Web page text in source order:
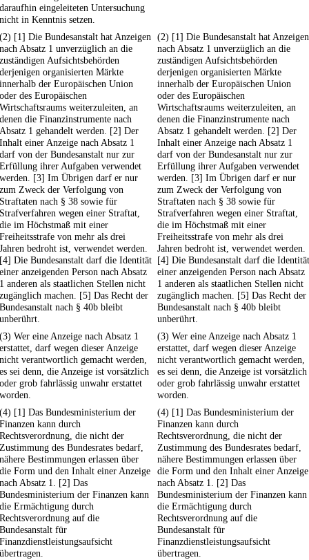
daraufhin eingeleiteten Untersuchung
nicht in Kenntnis setzen.
(2) [1] Die Bundesanstalt hat Anzeigen
nach Absatz 1 unverzüglich an die
zuständigen Aufsichtsbehörden
derjenigen organisierten Märkte
innerhalb der Europäischen Union
oder des Europäischen
Wirtschaftsraums weiterzuleiten, an
denen die Finanzinstrumente nach
Absatz 1 gehandelt werden. [2] Der
Inhalt einer Anzeige nach Absatz 1
darf von der Bundesanstalt nur zur
Erfüllung ihrer Aufgaben verwendet
werden. [3] Im Übrigen darf er nur
zum Zweck der Verfolgung von
Straftaten nach § 38 sowie für
Strafverfahren wegen einer Straftat,
die im Höchstmaß mit einer
Freiheitsstrafe von mehr als drei
Jahren bedroht ist, verwendet werden.
[4] Die Bundesanstalt darf die Identität
einer anzeigenden Person nach Absatz
1 anderen als staatlichen Stellen nicht
zugänglich machen. [5] Das Recht der
Bundesanstalt nach § 40b bleibt
unberührt.
(2) [1] Die Bundesanstalt hat Anzeigen
nach Absatz 1 unverzüglich an die
zuständigen Aufsichtsbehörden
derjenigen organisierten Märkte
innerhalb der Europäischen Union
oder des Europäischen
Wirtschaftsraums weiterzuleiten, an
denen die Finanzinstrumente nach
Absatz 1 gehandelt werden. [2] Der
Inhalt einer Anzeige nach Absatz 1
darf von der Bundesanstalt nur zur
Erfüllung ihrer Aufgaben verwendet
werden. [3] Im Übrigen darf er nur
zum Zweck der Verfolgung von
Straftaten nach § 38 sowie für
Strafverfahren wegen einer Straftat,
die im Höchstmaß mit einer
Freiheitsstrafe von mehr als drei
Jahren bedroht ist, verwendet werden.
[4] Die Bundesanstalt darf die Identität
einer anzeigenden Person nach Absatz
1 anderen als staatlichen Stellen nicht
zugänglich machen. [5] Das Recht der
Bundesanstalt nach § 40b bleibt
unberührt.
(3) Wer eine Anzeige nach Absatz 1
erstattet, darf wegen dieser Anzeige
nicht verantwortlich gemacht werden,
es sei denn, die Anzeige ist vorsätzlich
oder grob fahrlässig unwahr erstattet
worden.
(3) Wer eine Anzeige nach Absatz 1
erstattet, darf wegen dieser Anzeige
nicht verantwortlich gemacht werden,
es sei denn, die Anzeige ist vorsätzlich
oder grob fahrlässig unwahr erstattet
worden.
(4) [1] Das Bundesministerium der
Finanzen kann durch
Rechtsverordnung, die nicht der
Zustimmung des Bundesrates bedarf,
nähere Bestimmungen erlassen über
die Form und den Inhalt einer Anzeige
nach Absatz 1. [2] Das
Bundesministerium der Finanzen kann
die Ermächtigung durch
Rechtsverordnung auf die
Bundesanstalt für
Finanzdienstleistungsaufsicht
übertragen.
(4) [1] Das Bundesministerium der
Finanzen kann durch
Rechtsverordnung, die nicht der
Zustimmung des Bundesrates bedarf,
nähere Bestimmungen erlassen über
die Form und den Inhalt einer Anzeige
nach Absatz 1. [2] Das
Bundesministerium der Finanzen kann
die Ermächtigung durch
Rechtsverordnung auf die
Bundesanstalt für
Finanzdienstleistungsaufsicht
übertragen.